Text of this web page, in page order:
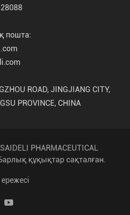
пошта:
ROAD, JINGJIANG CITY,
PROVINCE, CHINA
PHARMACEUTICAL
құқықтар сақталған.
